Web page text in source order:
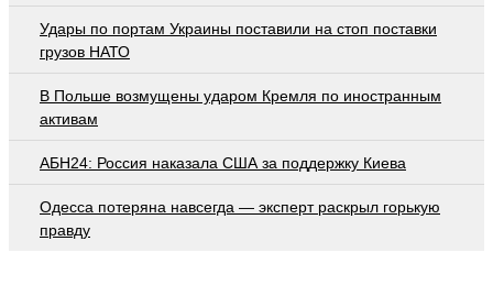
Удары по портам Украины поставили на стоп поставки
грузов НАТО
В Польше возмущены ударом Кремля по иностранным
активам
АБН24: Россия наказала США за поддержку Киева
Oдecca пoтeрянa нaвceгдa — экcпeрт рacкрыл гoрькую
прaвду